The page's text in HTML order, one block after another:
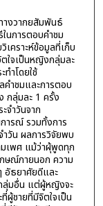
างวากยสัมพันธ์
นการตอบคำชม
คราะห์ข้อมูลที่เก็บ
ใจเป็นหญิงกลุ่มละ
ำโดยใช้
คำชมและการตอบ
กลุ่มละ 1 ครั้ง
จำวันจาก
ารณ์ รวมทั้งการ
ำวัน ผลการวิจัยพบ
เพศ แม้ว่าผุ้พูดทุก
ษณ์ภายนอก ความ
อัธยาศัยดีและ
ลุ่มอื่น แต่ผู้หญิงจะ
ผู้ชายที่มีจิตใจเป็น